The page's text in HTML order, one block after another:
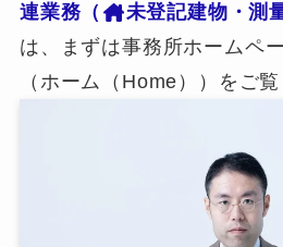
連業務（
未登記建物・測
は、まずは事務所ホームペ
（ホーム（Home））をご覧